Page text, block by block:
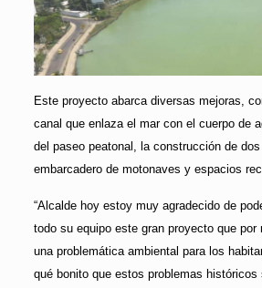
Este proyecto abarca diversas mejoras,
canal que enlaza el mar con el cuerpo de
del paseo peatonal, la construcción de
embarcadero de motonaves y espacios
“Alcalde hoy estoy muy agradecido de
todo su equipo este gran proyecto que
una problemática ambiental para los
qué bonito que estos problemas históricos